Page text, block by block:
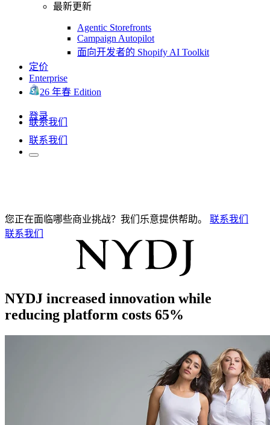
最新更新
Agentic Storefronts
Campaign Autopilot
面向开发者的 Shopify AI Toolkit
定价
Enterprise
26 年春 Edition
登录
联系我们
联系我们
您正在面临哪些商业挑战？我们乐意提供帮助。
联系我们
联系我们
NYDJ increased innovation while
reducing platform costs 65%